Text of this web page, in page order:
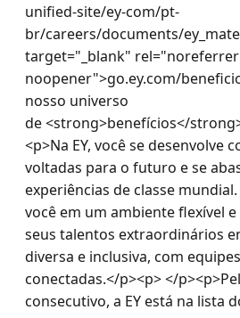
unified-site/ey-com/pt-
br/careers/documents/
target="_blank" rel="noreferrer
noopener">go.ey.com/
nosso universo
de <strong>benefícios</strong>.
<p>Na EY, você se desenvolve
voltadas para o futuro e se
experiências de classe
você em um ambiente flexível
seus talentos extraordinários
diversa e inclusiva, com
conectadas.</p><p> </
consecutivo, a EY está na lista